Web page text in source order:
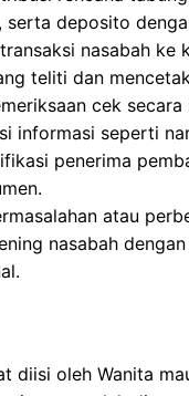
serta deposito
nasabah ke
teliti dan
cek secara
informasi seperti
penerima
atau
nasabah
diisi oleh Wanita